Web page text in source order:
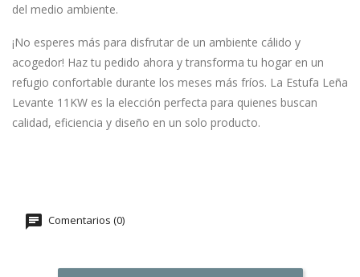
del medio ambiente.
¡No esperes más para disfrutar de un ambiente cálido y
acogedor! Haz tu pedido ahora y transforma tu hogar en un
refugio confortable durante los meses más fríos. La Estufa Leña
Levante 11KW es la elección perfecta para quienes buscan
calidad, eficiencia y diseño en un solo producto.
Comentarios (0)